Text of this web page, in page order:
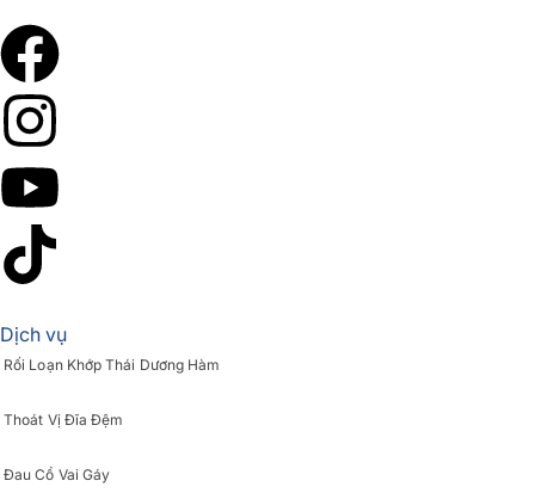
Dịch vụ
Rối Loạn Khớp Thái Dương Hàm
Thoát Vị Đĩa Đệm
Đau Cổ Vai Gáy